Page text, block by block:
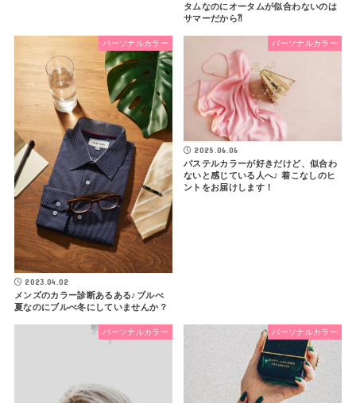
タムなのにオータムが似合わないのは
サマーだから⁈
パーソナルカラー
2023.04.02
メンズのカラー診断あるある♪ブルべ
夏なのにブルべ冬にしていませんか？
パーソナルカラー
2025.06.06
パステルカラーが好きだけど、似合わ
ないと感じている人へ♪ 着こなしのヒ
ントをお届けします！
パーソナルカラー パーソナルカラー